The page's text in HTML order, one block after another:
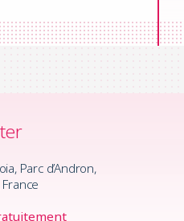
Parc d’Andron,